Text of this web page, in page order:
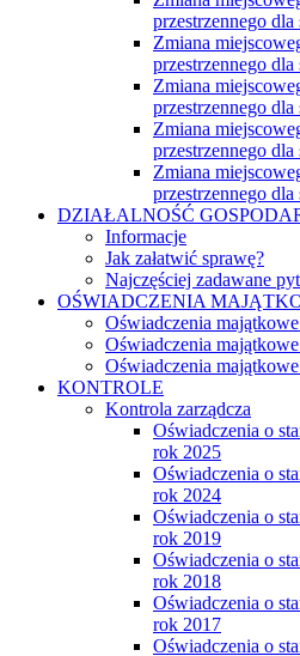
przestrzennego dla
Zmiana
przestrzennego dla
Zmiana
przestrzennego dla
Zmiana
przestrzennego
Zmiana
przestrzennego dla
DZIAŁALNOŚĆ
Informacje
Jak załatwić sprawę?
Najczęściej zadawane
OŚWIADCZENIA
Oświadczenia
Oświadczenia
Oświadczenia
KONTROLE
Kontrola zarządcza
Oświadczenia o
rok 2025
Oświadczenia o
rok 2024
Oświadczenia o
rok 2019
Oświadczenia o
rok 2018
Oświadczenia o
rok 2017
Oświadczenia o